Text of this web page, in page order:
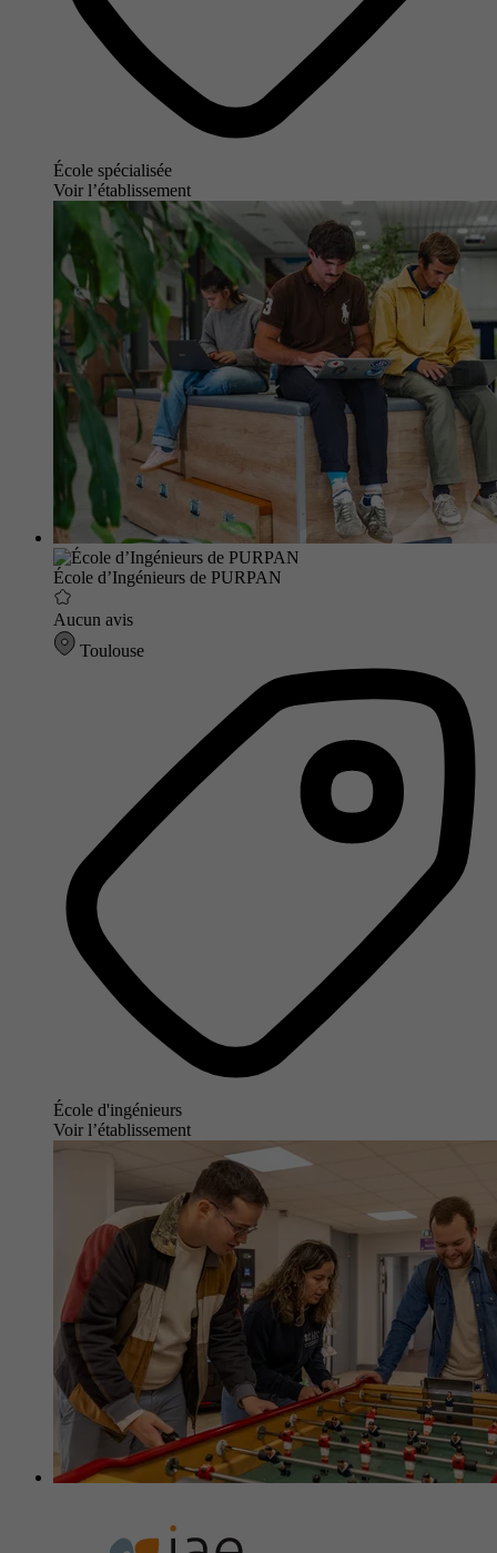
École spécialisée
Voir l’établissement
École d’Ingénieurs de PURPAN
Aucun avis
Toulouse
École d'ingénieurs
Voir l’établissement